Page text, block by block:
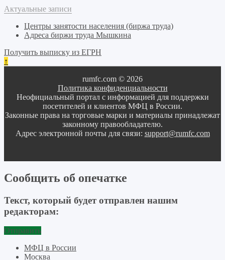
Актуальные записи
Центры занятости населения (биржа труда)
Адреса биржи труда Мышкина
Получить выписку из ЕГРН
↑
rumfc.com © 2026
Политика конфиденциальности
Неофициальный портал с информацией для поддержки
посетителей и клиентов МФЦ в России.
Законные права на торговые марки и материалы принадлежат
законному правообладателю.
Адрес электронной почты для связи: support@rumfc.com
Сообщить об опечатке
Текст, который будет отправлен нашим
редакторам:
Отправить
МФЦ в России
Москва